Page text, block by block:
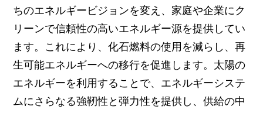
ちのエネルギービジョンを変え、家庭や企業にク
リーンで信頼性の高いエネルギー源を提供してい
ます。これにより、化石燃料の使用を減らし、再
生可能エネルギーへの移行を促進します。太陽の
エネルギーを利用することで、エネルギーシステ
ムにさらなる強靭性と弾力性を提供し、供給の中